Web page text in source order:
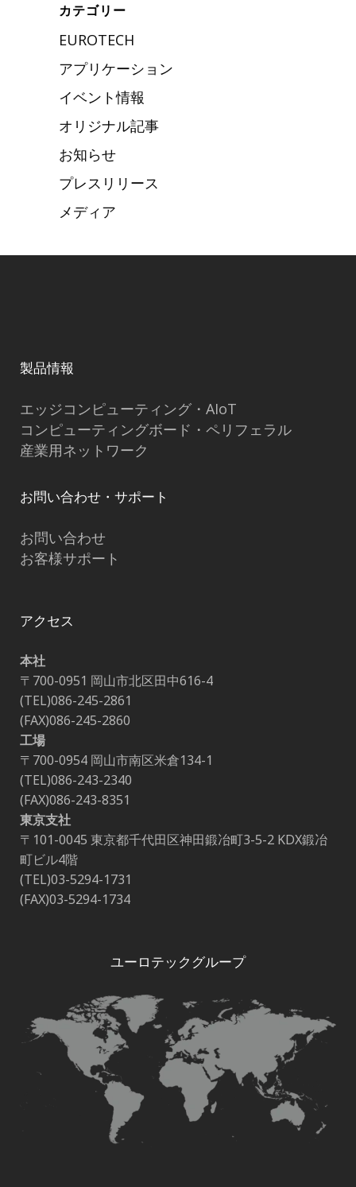
カテゴリー
EUROTECH
アプリケーション
イベント情報
オリジナル記事
お知らせ
プレスリリース
メディア
製品情報
エッジコンピューティング・AIoT
コンピューティングボード・ペリフェラル
産業用ネットワーク
お問い合わせ・サポート
お問い合わせ
お客様サポート
アクセス
本社
〒700-0951 岡山市北区田中616-4
(TEL)086-245-2861
(FAX)086-245-2860
工場
〒700-0954 岡山市南区米倉134-1
(TEL)086-243-2340
(FAX)086-243-8351
東京支社
〒101-0045 東京都千代田区神田鍛冶町3-5-2 KDX鍛冶
町ビル4階
(TEL)03-5294-1731
(FAX)03-5294-1734
ユーロテックグループ